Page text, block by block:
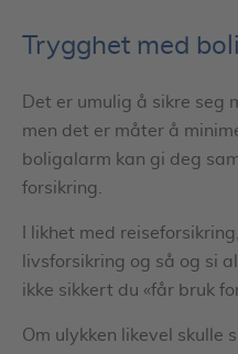
Trygghet med
Det er umulig å sikre seg
men det er måter å
boligalarm kan gi deg
forsikring.
I likhet med
livsforsikring og så og si
ikke sikkert du «får bruk
Om ulykken likevel skulle